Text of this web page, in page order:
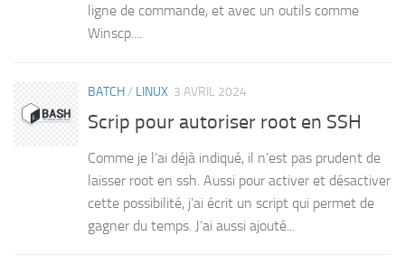
ligne de commande, et avec un outils comme
Winscp....
BATCH/ LINUX 3 AVRIL 2024
Scrip pour autoriser root en SSH
Comme je l’ai déjà indiqué, il n’est pas prudent de
laisser root en ssh. Aussi pour activer et désactiver
cette possibilité, j’ai écrit un script qui permet de
gagner du temps. J’ai aussi ajouté...